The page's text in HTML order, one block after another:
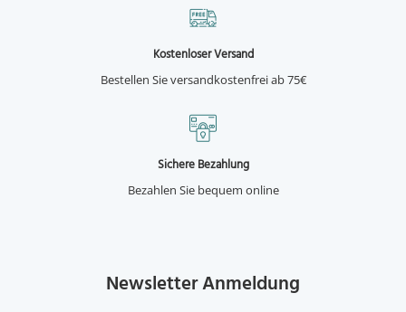
Kostenloser Versand
Bestellen Sie versandkostenfrei ab 75€
Sichere Bezahlung
Bezahlen Sie bequem online
Newsletter Anmeldung